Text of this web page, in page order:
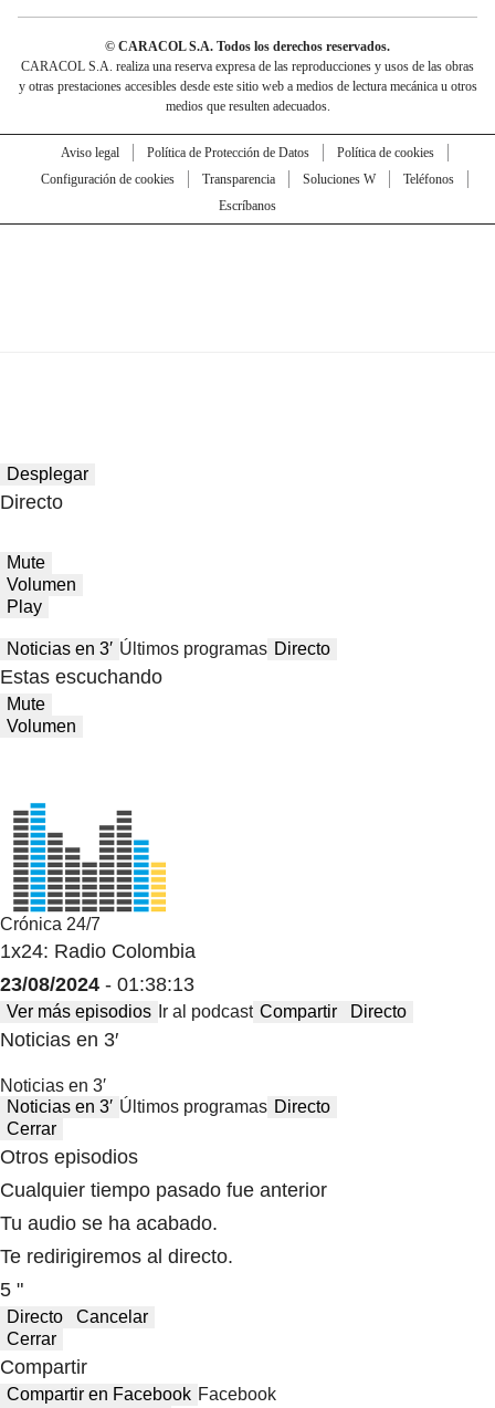
© CARACOL S.A. Todos los derechos reservados.
CARACOL S.A. realiza una reserva expresa de las reproducciones y usos de las obras
y otras prestaciones accesibles desde este sitio web a medios de lectura mecánica u otros
medios que resulten adecuados.
Aviso legal Política de Protección de Datos
Política de cookies
Configuración de cookies
Transparencia Soluciones W
Teléfonos
Escríbanos
Desplegar
Directo
Mute
Volumen
Play
Noticias en 3′ Últimos programas Directo
Estas escuchando
Mute
Volumen
Crónica 24/7
1x24: Radio Colombia
23/08/2024 - 01:38:13
Ver más episodios Ir al podcast Compartir Directo
Noticias en 3′
Noticias en 3′
Noticias en 3′ Últimos programas Directo
Cerrar
Otros episodios
Cualquier tiempo pasado fue anterior
Tu audio se ha acabado.
Te redirigiremos al directo.
5 "
Directo
Cancelar
Cerrar
Compartir
Compartir en Facebook Facebook